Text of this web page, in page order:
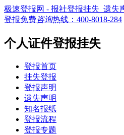
极速登报网 - 报社登报挂失_遗失
登报免费咨询热线： 400-8018-284
个人证件登报挂失
登报首页
挂失登报
登报声明
遗失声明
知名报纸
登报流程
登报专题